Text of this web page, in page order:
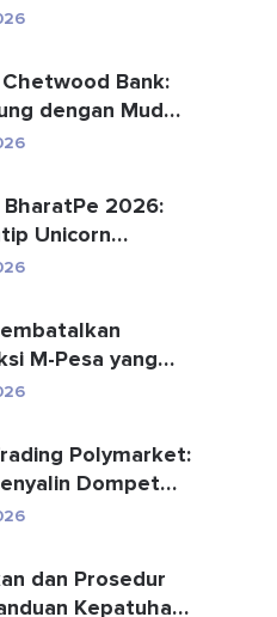
Bank:
dengan Mudah
yang
BharatPe 2026:
Unicorn
$2,85 Mil...
M-Pesa yang
Secara Tidak
Polymarket:
Dompet
dengan Aman
dan Prosedur
Kepatuhan